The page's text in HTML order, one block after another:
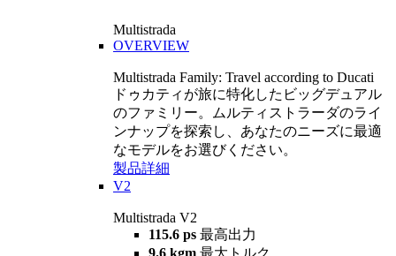
Multistrada
OVERVIEW
Multistrada Family: Travel according to Ducati
ドゥカティが旅に特化したビッグデュアル
のファミリー。ムルティストラーダのライ
ンナップを探索し、あなたのニーズに最適
なモデルをお選びください。
製品詳細
V2
Multistrada V2
115.6 ps 最高出力
9.6 kgm 最大トルク